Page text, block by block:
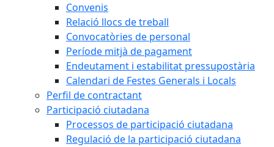
Convenis
Relació llocs de treball
Convocatòries de personal
Període mitjà de pagament
Endeutament i estabilitat pressupostària
Calendari de Festes Generals i Locals
Perfil de contractant
Participació ciutadana
Processos de participació ciutadana
Regulació de la participació ciutadana